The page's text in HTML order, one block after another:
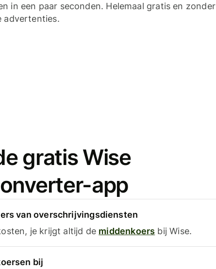
in een paar seconden. Helemaal gratis en zonder
advertenties.
gratis Wise
app
van overschrijvingsdiensten
je krijgt altijd de middenkoers bij Wise.
bij